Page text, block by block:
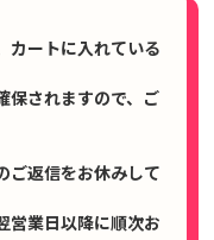
カートに入れている
保されますので、ご
ご返信をお休みして
営業日以降に順次お